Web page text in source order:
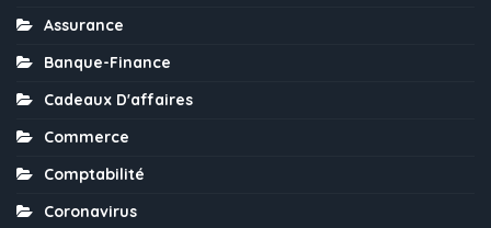
Assurance
Banque-Finance
Cadeaux D'affaires
Commerce
Comptabilité
Coronavirus